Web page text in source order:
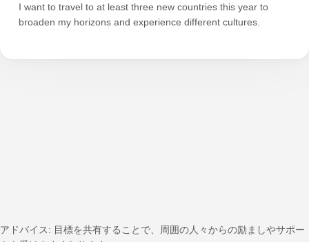
I want to travel to at least three new countries this year to
broaden my horizons and experience different cultures.
アドバイス: 目標を共有することで、周囲の人々からの励ましやサポー